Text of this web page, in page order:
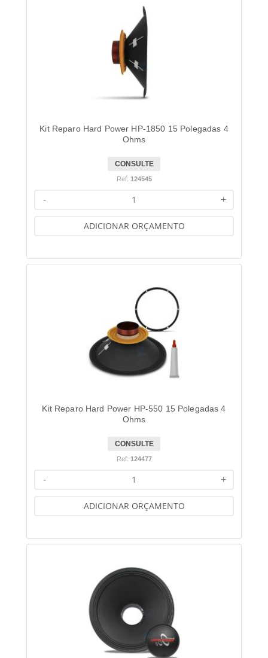
Kit Reparo Hard Power HP-1850 15 Polegadas 4
Ohms
CONSULTE
Ref: 124545
+
-
ADICIONAR ORÇAMENTO
Kit Reparo Hard Power HP-550 15 Polegadas 4
Ohms
CONSULTE
Ref: 124477
+
-
ADICIONAR ORÇAMENTO